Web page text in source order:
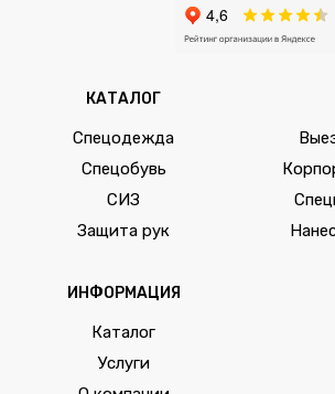
КАТАЛОГ
Спецодежда
Спецобувь
СИЗ
Защита рук
ИНФОРМАЦИЯ
Каталог
Услуги